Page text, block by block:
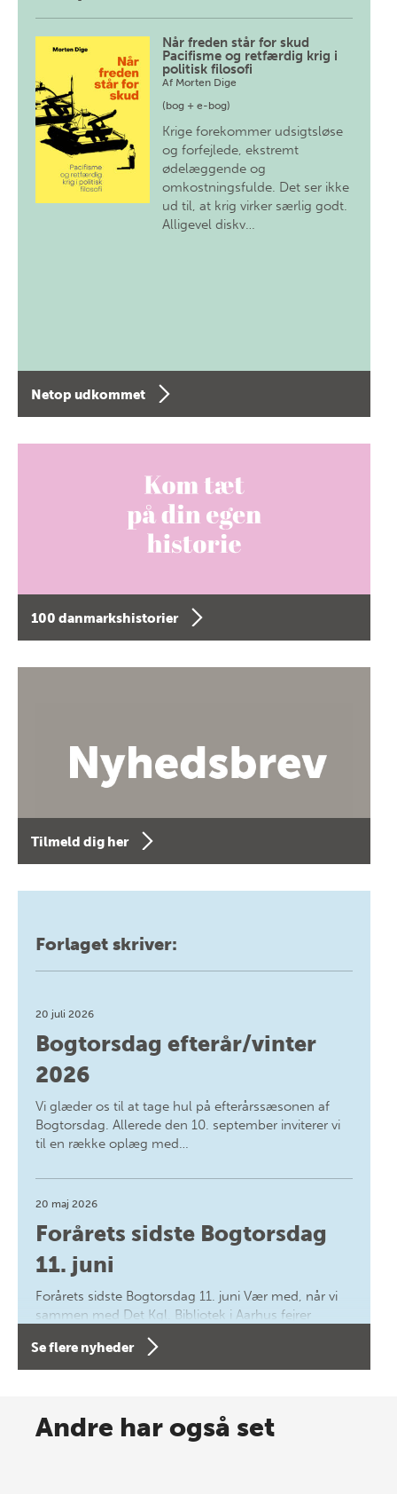
Når freden står for skud
Pacifisme og retfærdig krig i
politisk filosofi
Af Morten Dige
(bog + e-bog)
Krige forekommer udsigtsløse
og forfejlede, ekstremt
ødelæggende og
omkostningsfulde. Det ser ikke
ud til, at krig virker særlig godt.
Alligevel diskv…
Netop udkommet
100 danmarkshistorier
Tilmeld dig her
Forlaget skriver:
20 juli 2026
Bogtorsdag efterår/vinter
2026
Vi glæder os til at tage hul på efterårssæsonen af
Bogtorsdag. Allerede den 10. september inviterer vi
til en række oplæg med…
20 maj 2026
Forårets sidste Bogtorsdag
11. juni
Forårets sidste Bogtorsdag 11. juni Vær med, når vi
sammen med Det Kgl. Bibliotek i Aarhus fejrer
forfatterne bag vores nyes…
Spar op til 70% til sommer-
Se flere nyheder
Andre har også set